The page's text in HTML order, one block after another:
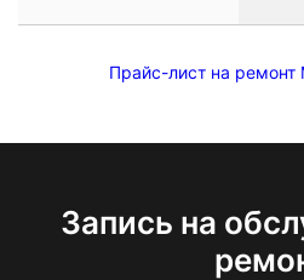
Прайс-лист на ремонт
Запись на